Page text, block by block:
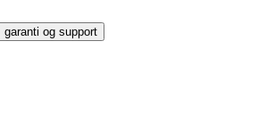
garanti og support